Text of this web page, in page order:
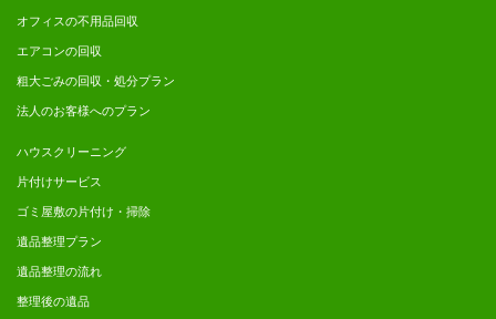
オフィスの不用品回収
エアコンの回収
粗大ごみの回収・処分プラン
法人のお客様へのプラン
ハウスクリーニング
片付けサービス
ゴミ屋敷の片付け・掃除
遺品整理プラン
遺品整理の流れ
整理後の遺品